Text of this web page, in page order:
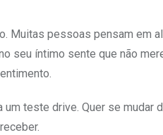
Muitas pessoas pensam em
seu íntimo sente que não
teste drive. Quer se mudar